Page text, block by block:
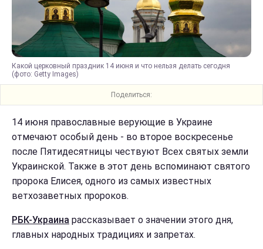
Какой церковный праздник 14 июня и что нельзя делать сегодня
(фото: Getty Images)
Поделиться:
14 июня православные верующие в Украине
отмечают особый день - во второе воскресенье
после Пятидесятницы чествуют Всех святых земли
Украинской. Также в этот день вспоминают святого
пророка Елисея, одного из самых известных
ветхозаветных пророков.
РБК-Украина рассказывает о значении этого дня,
главных народных традициях и запретах.